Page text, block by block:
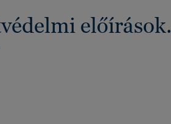
előírások.